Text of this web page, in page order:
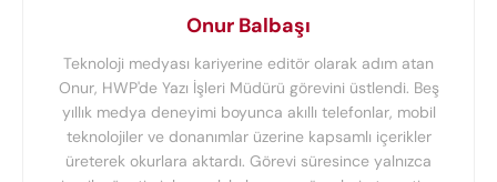
Onur Balbaşı
Teknoloji medyası kariyerine editör olarak adım atan
Onur, HWP'de Yazı İşleri Müdürü görevini üstlendi. Beş
yıllık medya deneyimi boyunca akıllı telefonlar, mobil
teknolojiler ve donanımlar üzerine kapsamlı içerikler
üreterek okurlara aktardı. Görevi süresince yalnızca